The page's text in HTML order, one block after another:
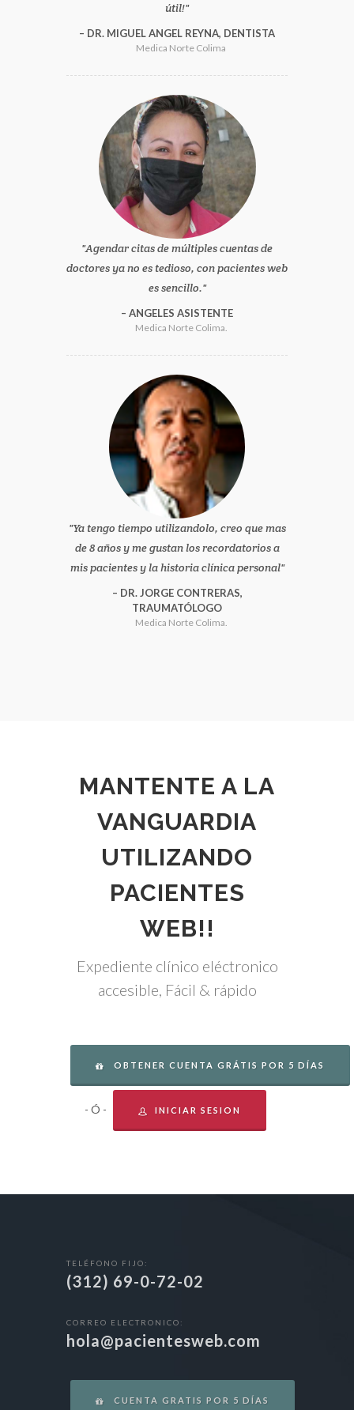
útil!
DR. MIGUEL ANGEL REYNA, DENTISTA
Medica Norte Colima
Agendar citas de múltiples cuentas de
doctores ya no es tedioso, con pacientes web
es sencillo.
ANGELES ASISTENTE
Medica Norte Colima.
Ya tengo tiempo utilizandolo, creo que mas
de 8 años y me gustan los recordatorios a
mis pacientes y la historia clínica personal
DR. JORGE CONTRERAS,
TRAUMATÓLOGO
Medica Norte Colima.
MANTENTE A LA
VANGUARDIA
UTILIZANDO
PACIENTES
WEB!!
Expediente clínico eléctronico
accesible, Fácil & rápido
OBTENER CUENTA GRÁTIS POR 5 DÍAS
- Ó - INICIAR SESION
TELÉFONO FIJO:
(312) 69-0-72-02
CORREO ELECTRONICO:
hola@pacientesweb.com
CUENTA GRATIS POR 5 DÍAS